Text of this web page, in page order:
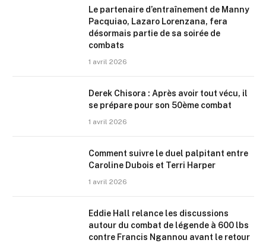
Le partenaire d’entraînement de Manny
Pacquiao, Lazaro Lorenzana, fera
désormais partie de sa soirée de
combats
1 avril 2026
Derek Chisora : Après avoir tout vécu, il
se prépare pour son 50ème combat
1 avril 2026
Comment suivre le duel palpitant entre
Caroline Dubois et Terri Harper
1 avril 2026
Eddie Hall relance les discussions
autour du combat de légende à 600 lbs
contre Francis Ngannou avant le retour